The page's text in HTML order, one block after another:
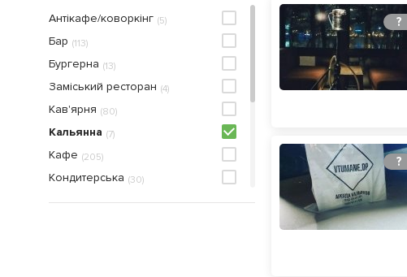
(5)
Антікафе/коворкінг
(113)
Бар
(13)
Бургерна
(4)
Заміський ресторан
(80)
Кав'ярня
(7)
Кальянна
(205)
Кафе
(30)
Кондитерська
(49)
Онлайн ресторан
?
?